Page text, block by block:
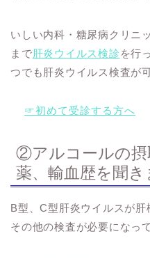
いしい内科・糖尿病クリニ
まで肝炎ウイルス検診を行
つでも肝炎ウイルス検査が
☞初めて受診する方へ
②アルコールの摂
薬、輸血歴を聞き
B型、C型肝炎ウイルスが肝
その他の検査が必要になっ